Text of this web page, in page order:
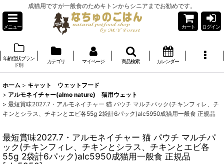
成猫用ですが一般食のためキトンからシニアまでお勧めです。
メニュー カート ログイン
年齢症状ブラン
ド別
カテゴリ マイページ 商品検索 カレンダー
ホーム > キャット ウェットフード
> アルモネイチャー(almo nature) 猫用ウェット
> 最短賞味2027.7・アルモネイチャー 猫 パウチ マルチパック(チキンフィレ、チ
キンとシラス、チキンとエビ各55g 2袋計6パック)alc5950成猫用一般食 正規品
最短賞味2027.7・アルモネイチャー 猫 パウチ マルチパ
ック(チキンフィレ、チキンとシラス、チキンとエビ各
55g 2袋計6パック)alc5950成猫用一般食 正規品